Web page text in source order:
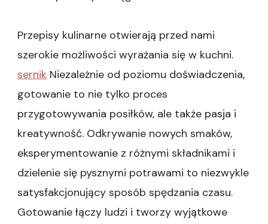
Przepisy kulinarne otwierają przed nami
szerokie możliwości wyrażania się w kuchni.
sernik Niezależnie od poziomu doświadczenia,
gotowanie to nie tylko proces
przygotowywania posiłków, ale także pasja i
kreatywność. Odkrywanie nowych smaków,
eksperymentowanie z różnymi składnikami i
dzielenie się pysznymi potrawami to niezwykle
satysfakcjonujący sposób spędzania czasu.
Gotowanie łączy ludzi i tworzy wyjątkowe